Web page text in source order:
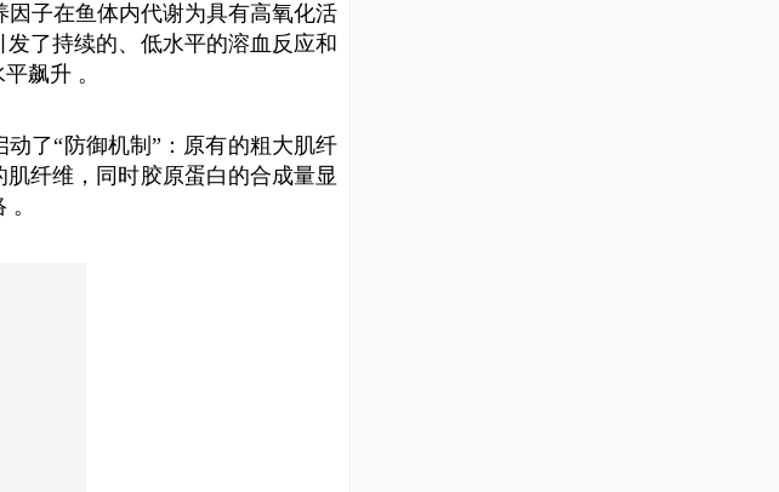
因子在鱼体内代谢为具有高氧化活
了持续的、低水平的溶血反应和
飙升 。
了“防御机制”：原有的粗大肌纤
纤维，同时胶原蛋白的合成量显